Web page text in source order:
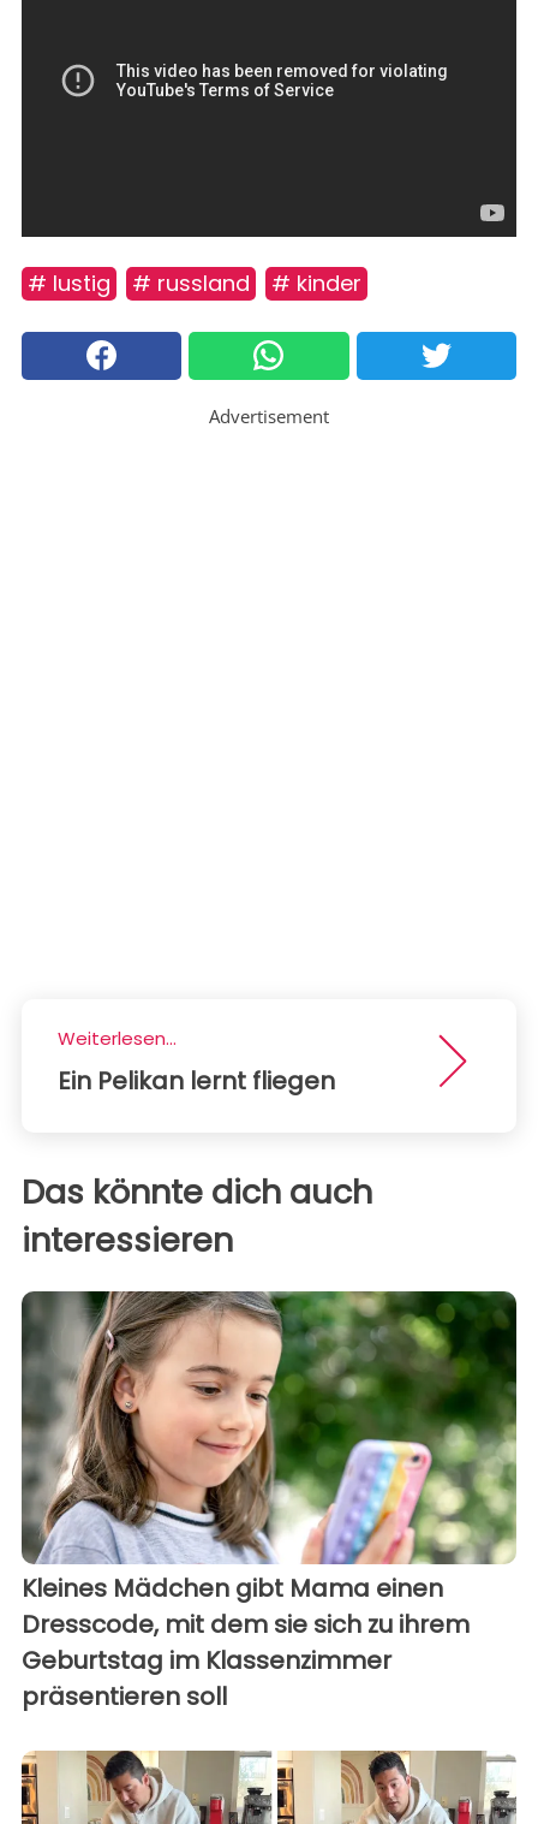
# lustig # russland # kinder
Advertisement
Weiterlesen...
Ein Pelikan lernt fliegen
Das könnte dich auch
interessieren
Kleines Mädchen gibt Mama einen
Dresscode, mit dem sie sich zu ihrem
Geburtstag im Klassenzimmer
präsentieren soll